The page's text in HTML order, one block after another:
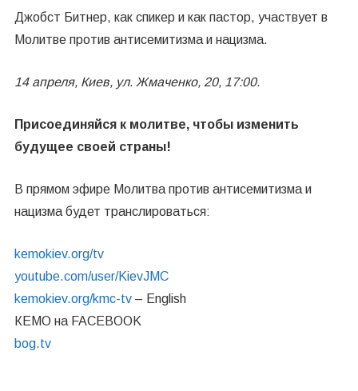
Джобст Битнер, как спикер и как пастор, участвует в
Молитве против антисемитизма и нацизма.
14 апреля, Киев, ул. Жмаченко, 20, 17:00.
Присоединяйся к молитве, чтобы изменить
будущее своей страны!
В прямом эфире Молитва против антисемитизма и
нацизма будет транслироваться:
kemokiev.org/tv
youtube.com/user/KievJMC
kemokiev.org/kmc-tv– English
КЕМО на FACEBOOK
bog.tv